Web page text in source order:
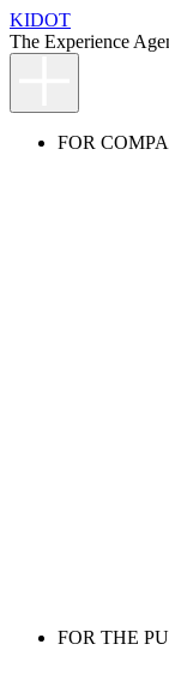
KIDOT
The Experience
FOR
FOR THE